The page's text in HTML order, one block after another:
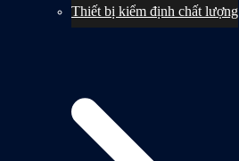
Thiết bị kiểm định chất lượng